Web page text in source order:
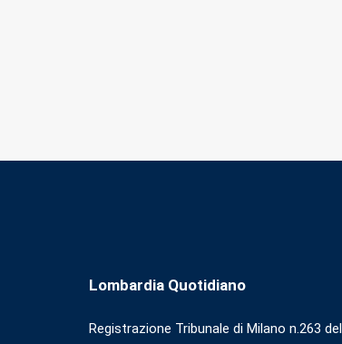
Lombardia Quotidiano
Registrazione Tribunale di Milano n.263 del